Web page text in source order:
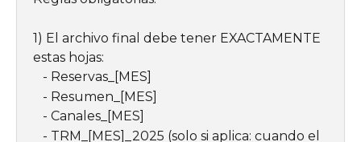
1) El archivo final debe tener EXACTAMENTE
estas hojas:
   - Reservas_[MES]
   - Resumen_[MES]
   - Canales_[MES]